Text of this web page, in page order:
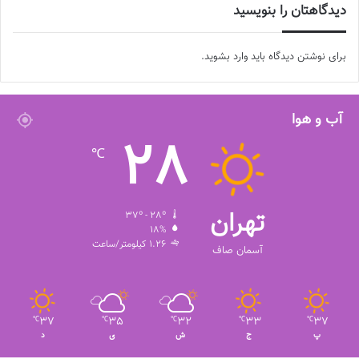
دیدگاهتان را بنویسید
برای نوشتن دیدگاه باید وارد بشوید.
آب و هوا
تهران
آسمان صاف
28
℃
18%
1.26 کیلومتر/ساعت
37
℃
پ
33
℃
ج
32
℃
ش
35
℃
ی
37
℃
د